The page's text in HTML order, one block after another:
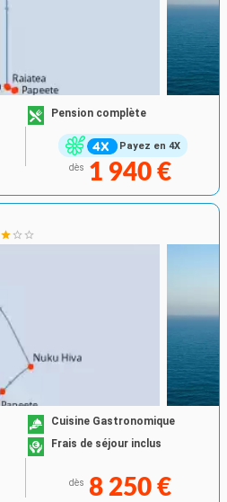
Payez en 4X
Pension complète
dès 1 940 €
Cuisine Gastronomique
Frais de séjour inclus
dès 8 250 €